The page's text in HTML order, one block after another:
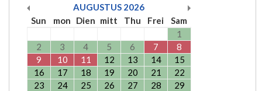
AUGUSTUS 2026
Sun
mon Dien mitt Thu Frei
Sam
1
2
3 4 5 6 7
8
9
10 11 12 13 14
15
16
17 18 19 20 21
22
23
24 25 26 27 28
29